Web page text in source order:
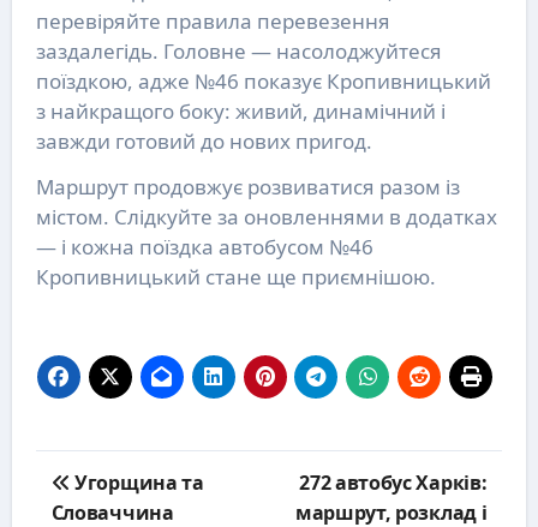
перевіряйте правила перевезення
заздалегідь. Головне — насолоджуйтеся
поїздкою, адже №46 показує Кропивницький
з найкращого боку: живий, динамічний і
завжди готовий до нових пригод.
Маршрут продовжує розвиватися разом із
містом. Слідкуйте за оновленнями в додатках
— і кожна поїздка автобусом №46
Кропивницький стане ще приємнішою.
navigation
Угорщина та
Словаччина
272 автобус Харків:
маршрут, розклад і